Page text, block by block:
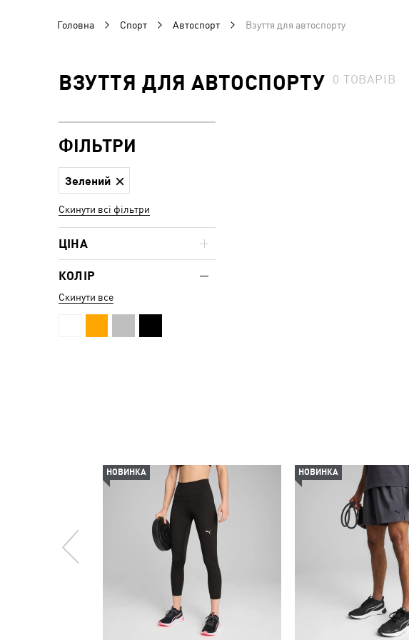
Головна Спорт Автоспорт Взуття для автоспорту
ВЗУТТЯ ДЛЯ АВТОСПОРТУ 0 ТОВАРІВ
ФІЛЬТРИ
Зелений
Скинути всі фільтри
ЦІНА
КОЛІР
Скинути все
НОВИНКА НОВИНКА